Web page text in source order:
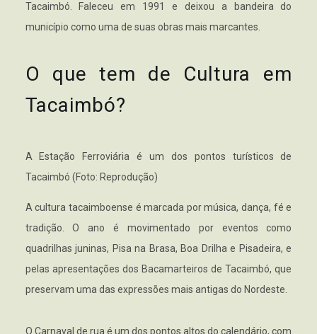
Tacaimbó. Faleceu em 1991 e deixou a bandeira do
município como uma de suas obras mais marcantes.
O que tem de Cultura em
Tacaimbó?
A Estação Ferroviária é um dos pontos turísticos de
Tacaimbó (Foto: Reprodução)
A cultura tacaimboense é marcada por música, dança, fé e
tradição. O ano é movimentado por eventos como
quadrilhas juninas, Pisa na Brasa, Boa Drilha e Pisadeira, e
pelas apresentações dos Bacamarteiros de Tacaimbó, que
preservam uma das expressões mais antigas do Nordeste.
O Carnaval de rua é um dos pontos altos do calendário, com